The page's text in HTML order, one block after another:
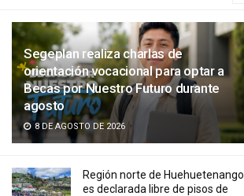
Segeplan realiza charlas de
orientación vocacional para optar a
Becas por Nuestro Futuro durante
agosto
8 DE AGOSTO DE 2026
Región norte de Huehuetenango
es declarada libre de pisos de